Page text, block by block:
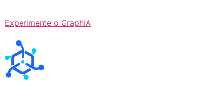
Experimente o GraphIA